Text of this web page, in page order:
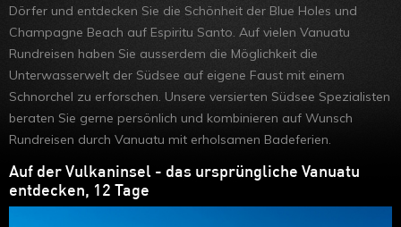
Dörfer und entdecken Sie die Schönheit der Blue Holes und
Champagne Beach auf Espiritu Santo. Auf vielen Vanuatu
Rundreisen haben Sie ausserdem die Möglichkeit die
Unterwasserwelt der Südsee auf eigene Faust mit einem
Schnorchel zu erforschen. Unsere versierten Südsee Spezialisten
beraten Sie gerne persönlich und kombinieren auf Wunsch
Rundreisen durch Vanuatu mit erholsamen Badeferien.
Auf der Vulkaninsel - das ursprüngliche Vanuatu
entdecken, 12 Tage